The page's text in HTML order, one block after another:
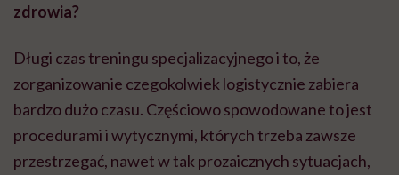
zdrowia?
Długi czas treningu specjalizacyjnego i to, że
zorganizowanie czegokolwiek logistycznie zabiera
bardzo dużo czasu. Częściowo spowodowane to jest
procedurami i wytycznymi, których trzeba zawsze
przestrzegać, nawet w tak prozaicznych sytuacjach,